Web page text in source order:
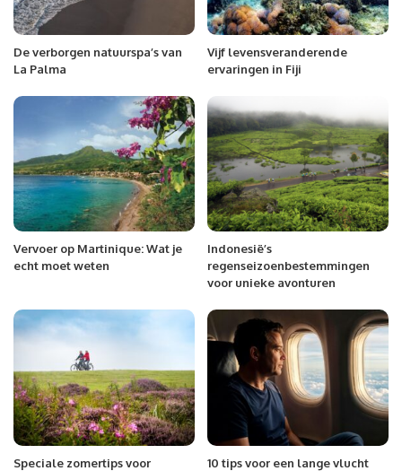
De verborgen natuurspa’s van
La Palma
Vijf levensveranderende
ervaringen in Fiji
Vervoer op Martinique: Wat je
echt moet weten
Indonesië’s
regenseizoenbestemmingen
voor unieke avonturen
Speciale zomertips voor
10 tips voor een lange vlucht